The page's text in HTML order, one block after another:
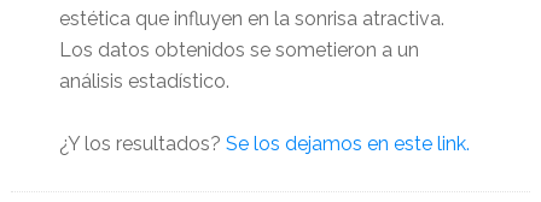
estética que influyen en la sonrisa atractiva.
Los datos obtenidos se sometieron a un
análisis estadístico.
¿Y los resultados? Se los dejamos en este link.